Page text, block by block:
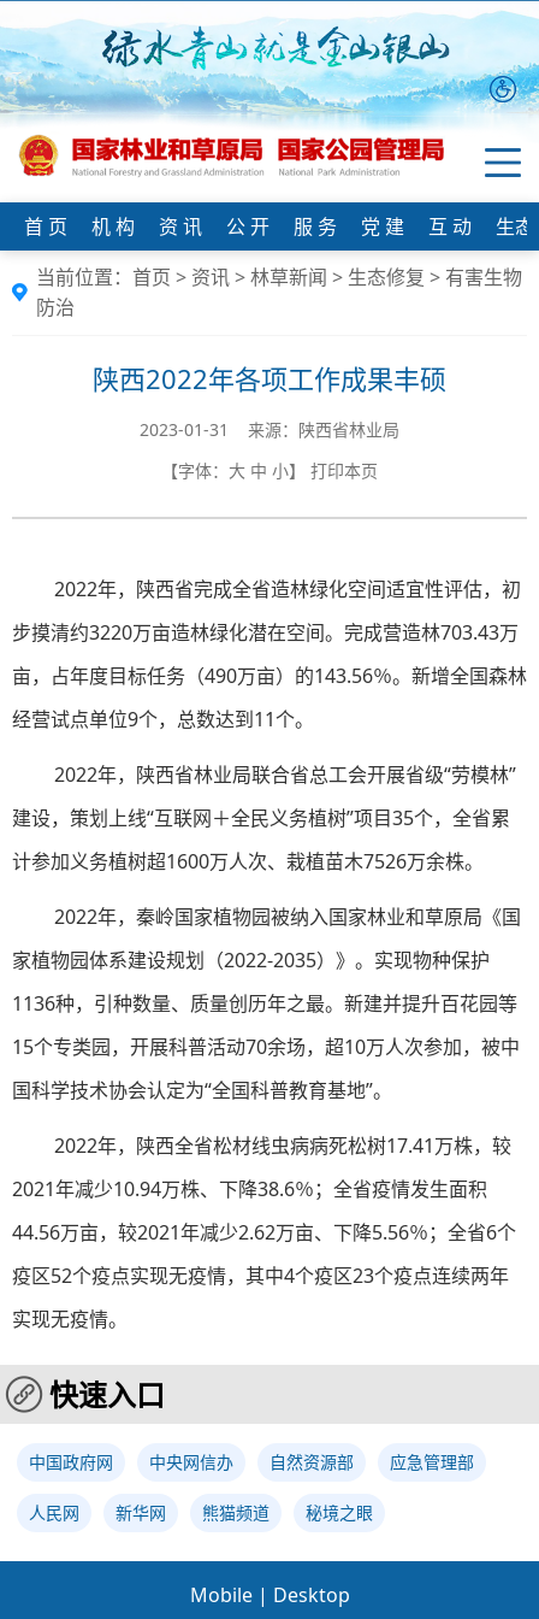
首 页 机 构 资 讯 公 开 服 务 党 建 互 动
生
当前位置： 首页 > 资讯>林草新闻 > 生态修复 > 有害生物
防治
陕西2022年各项工作成果丰硕
2023-01-31 来源：​陕西省林业局
【字体： 大 中 小】 打印本页
2022年，陕西省完成全省造林绿化空间适宜性评估，初
步摸清约3220万亩造林绿化潜在空间。完成营造林703.43万
亩，占年度目标任务（490万亩）的143.56％。新增全国森林
经营试点单位9个，总数达到11个。
2022年，陕西省林业局联合省总工会开展省级“劳模林”
建设，策划上线“互联网＋全民义务植树”项目35个，全省累
计参加义务植树超1600万人次、栽植苗木7526万余株。
2022年，秦岭国家植物园被纳入国家林业和草原局《国
家植物园体系建设规划（2022-2035）》。实现物种保护
1136种，引种数量、质量创历年之最。新建并提升百花园等
15个专类园，开展科普活动70余场，超10万人次参加，被中
国科学技术协会认定为“全国科普教育基地”。
2022年，陕西全省松材线虫病病死松树17.41万株，较
2021年减少10.94万株、下降38.6％；全省疫情发生面积
44.56万亩，较2021年减少2.62万亩、下降5.56％；全省6个
疫区52个疫点实现无疫情，其中4个疫区23个疫点连续两年
实现无疫情。
快速入口
中国政府网 中央网信办 自然资源部 应急管理部
人民网 新华网 熊猫频道 秘境之眼
Mobile | Desktop